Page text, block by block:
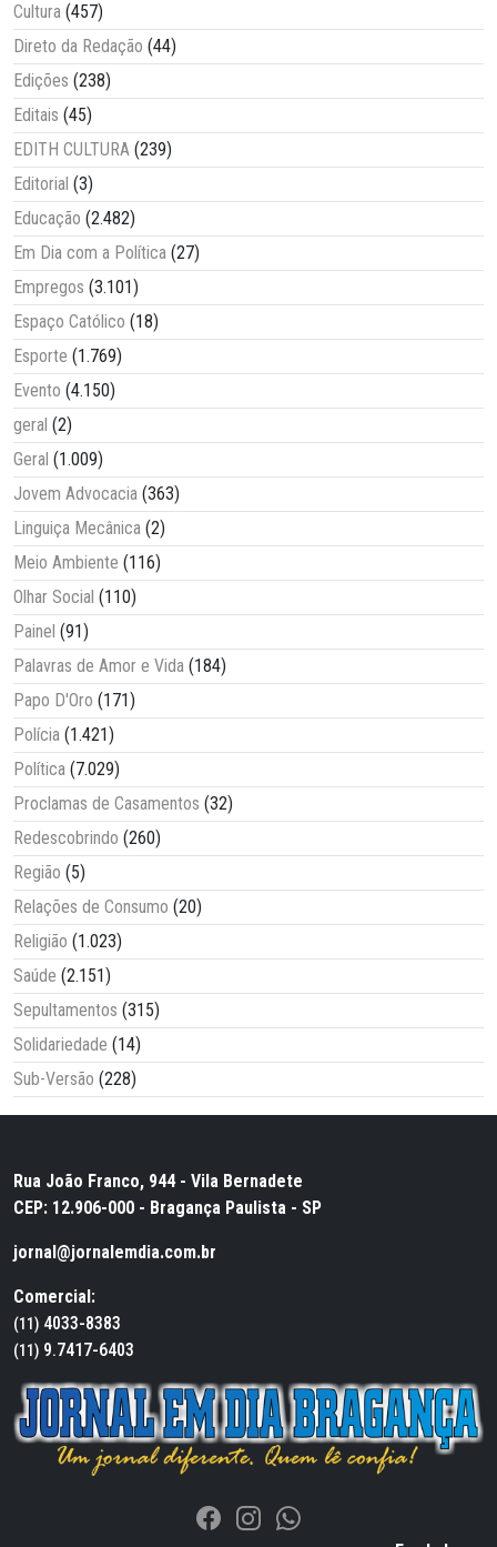
Cultura (457)
Direto da Redação (44)
Edições (238)
Editais (45)
EDITH CULTURA (239)
Editorial (3)
Educação (2.482)
Em Dia com a Política (27)
Empregos (3.101)
Espaço Católico (18)
Esporte (1.769)
Evento (4.150)
geral (2)
Geral (1.009)
Jovem Advocacia (363)
Linguiça Mecânica (2)
Meio Ambiente (116)
Olhar Social (110)
Painel (91)
Palavras de Amor e Vida (184)
Papo D'Oro (171)
Polícia (1.421)
Política (7.029)
Proclamas de Casamentos (32)
Redescobrindo (260)
Região (5)
Relações de Consumo (20)
Religião (1.023)
Saúde (2.151)
Sepultamentos (315)
Solidariedade (14)
Sub-Versão (228)
Rua João Franco, 944 - Vila Bernadete
CEP: 12.906-000 - Bragança Paulista - SP
jornal@jornalemdia.com.br
Comercial:
(11) 4033-8383
(11) 9.7417-6403